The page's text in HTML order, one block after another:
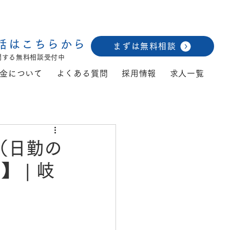
る無料相談受付中
まずは無料相談
はこちらから
について よくある質問 採用情報 求人一覧
日勤の
| 岐